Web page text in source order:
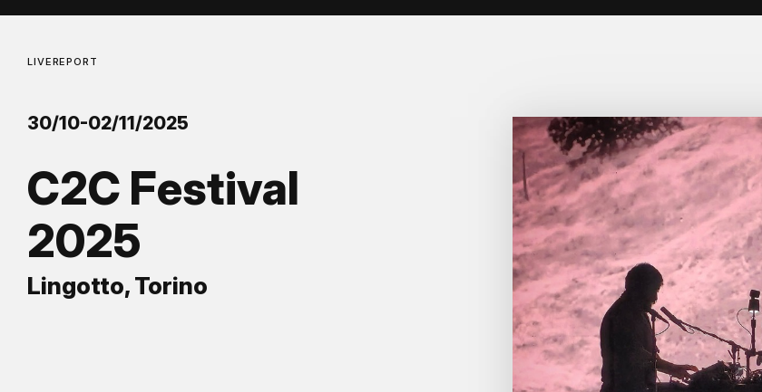
LIVEREPORT
30/10-02/11/2025
C2C Festival
2025
Lingotto, Torino